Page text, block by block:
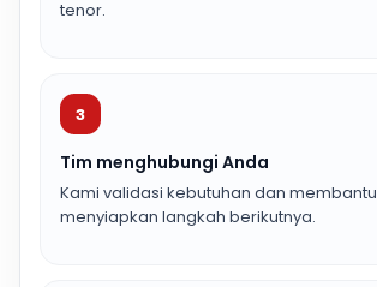
tenor.
3
Tim menghubungi Anda
Kami validasi kebutuhan dan membantu
menyiapkan langkah berikutnya.